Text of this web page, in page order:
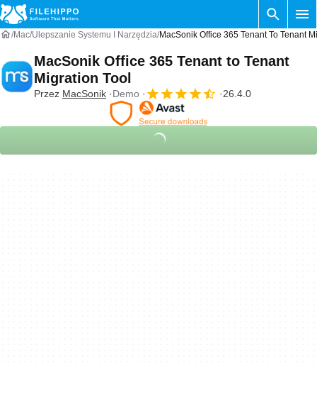
Mac Ulepszanie Systemu I Narzędzia MacSonik Office 365 Tenant To Tenant
MacSonik Office 365 Tenant to Tenant
Migration Tool
Przez MacSonik Demo 26.4.0